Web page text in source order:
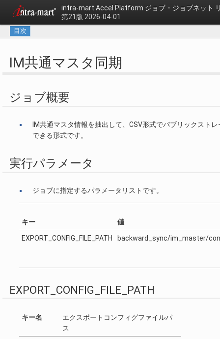
intra-mart Accel Platform ジョブ・ジョブネット
第21版 2026-04-01
目次
IM共通マスタ同期
ジョブ概要
IM共通マスタ情報を抽出して、CSV形式でパブリックスト
できる形式です。
実行パラメータ
ジョブに指定するパラメータリストです。
キー 値
EXPORT_CONFIG_FILE_PATH backward_sync/im_master/
EXPORT_CONFIG_FILE_PATH
キー名
エクスポートコンフィグファイルパ
ス